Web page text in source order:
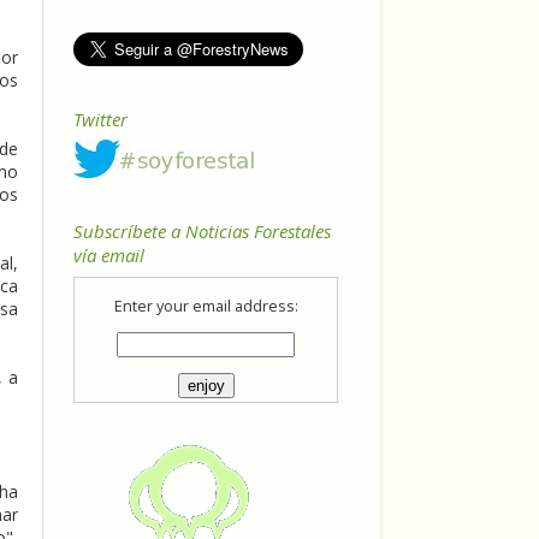
a
Twitter
Subscríbete a Noticias Forestales
vía email
Enter your email address: